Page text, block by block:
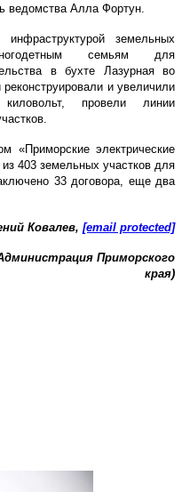
ведомства Алла Фортун.
земельных
семьям для
в бухте Лазурная во
и увеличили
провели линии
«Приморские электрические
403 земельных участков для
33 договора, еще два
Ковалев, [email protected]
Приморского
края)